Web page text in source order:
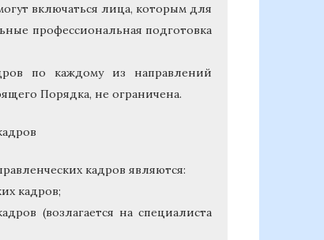
включаться лица, которым для
профессиональная подготовка
по каждому из направлений
Порядка, не ограничена.
кадров являются:
кадров;
(возлагается на специалиста